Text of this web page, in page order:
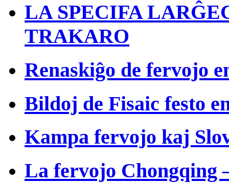
LA SPECIFA
TRAKARO
Renaskiĝo de fervojo
Bildoj de Fisaic festo
Kampa fervojo kaj
La fervojo Chongqing